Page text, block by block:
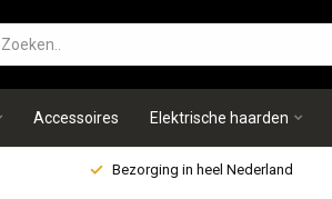
Accessoires Elektrische haarden
Bezorging in heel Nederland